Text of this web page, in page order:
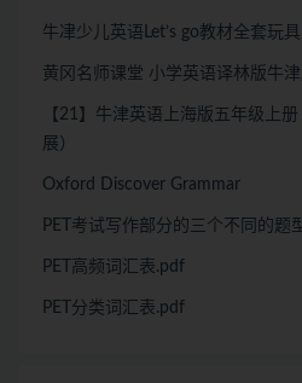
牛冿少儿英语Let’s go教材全套玩具
黄冈名师课堂 小学英语译林版牛
【21】牛津英语上海版五年级上
展）
Oxford Discover Grammar
PET考试写作部分的三个不同的题
PET高频词汇表.pdf
PET分类词汇表.pdf